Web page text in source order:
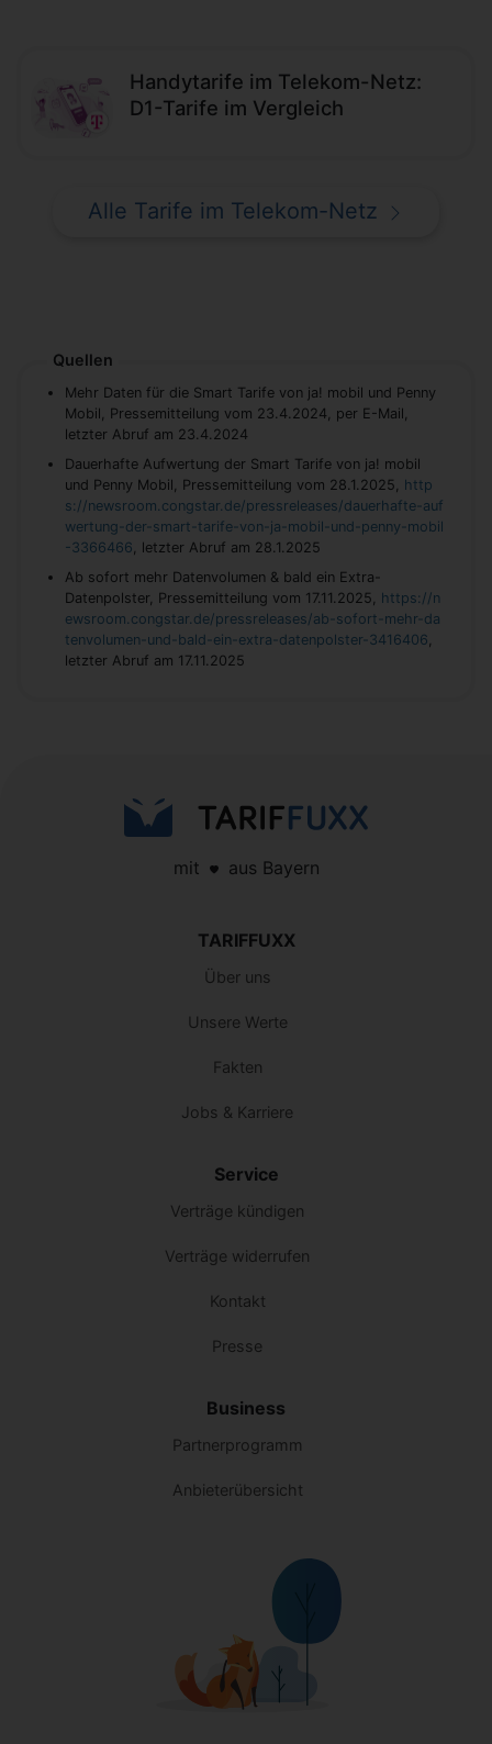
Handytarife im Telekom-Netz:
D1-Tarife im Vergleich
Alle Tarife im Telekom-Netz
Quellen
Mehr Daten für die Smart Tarife von ja! mobil und Penny
Mobil, Pressemitteilung vom 23.4.2024, per E-Mail,
letzter Abruf am 23.4.2024
Dauerhafte Aufwertung der Smart Tarife von ja! mobil
und Penny Mobil, Pressemitteilung vom 28.1.2025, http
s://newsroom.congstar.de/pressreleases/dauerhafte-auf
wertung-der-smart-tarife-von-ja-mobil-und-penny-mobil
-3366466, letzter Abruf am 28.1.2025
Ab sofort mehr Datenvolumen & bald ein Extra-
Datenpolster, Pressemitteilung vom 17.11.2025, https://n
ewsroom.congstar.de/pressreleases/ab-sofort-mehr-da
tenvolumen-und-bald-ein-extra-datenpolster-3416406,
letzter Abruf am 17.11.2025
mit aus Bayern
TARIFFUXX
Über uns
Unsere Werte
Fakten
Jobs & Karriere
Service
Verträge kündigen
Verträge widerrufen
Kontakt
Presse
Business
Partnerprogramm
Anbieterübersicht